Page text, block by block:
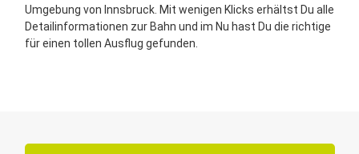
Umgebung von Innsbruck. Mit wenigen Klicks erhältst Du alle
Detailinformationen zur Bahn und im Nu hast Du die richtige
für einen tollen Ausflug gefunden.